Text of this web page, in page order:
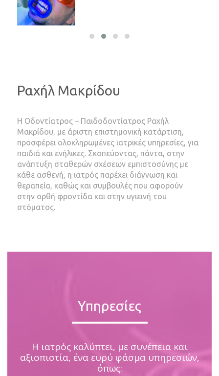
Ραχήλ Μακρίδου
Η Οδοντίατρος – Παιδοδοντίατρος Ραχήλ
Μακρίδου, με άριστη επιστημονική κατάρτιση,
προσφέρει ολοκληρωμένες ιατρικές υπηρεσίες, για
παιδιά και ενήλικες. Σκοπεύοντας, πάντα, στην
ανάπτυξη σταθερών σχέσεων εμπιστοσύνης με
κάθε ασθενή, η ιατρός παρέχει διάγνωση και
θεραπεία, καθώς και συμβουλές που αφορούν
στην ορθή φροντίδα και στην υγιεινή του
στόματος.
Υπηρεσίες
Η ιατρός καλύπτει, με συνέπεια και
αξιοπιστία, ένα ευρύ φάσμα υπηρεσιών,
όπως: